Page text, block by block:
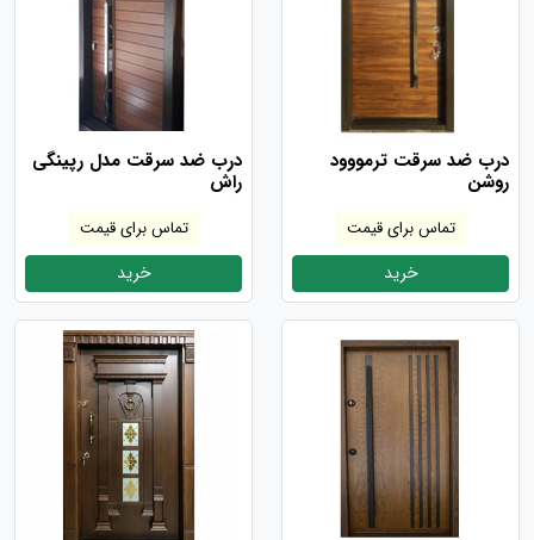
درب ضد سرقت ترمووود
روشن
تماس برای قیمت
خرید
درب ضد سرقت مدل رپینگی
راش
تماس برای قیمت
خرید